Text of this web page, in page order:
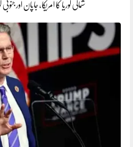
شمالی کوریا کا امریکا، جاپان اور